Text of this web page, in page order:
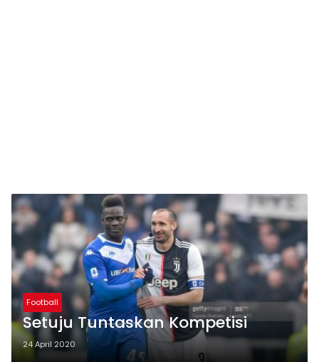
Football
Setuju Tuntaskan Kompetisi
24 April 2020